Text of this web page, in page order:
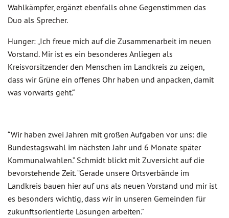
Wahlkämpfer, ergänzt ebenfalls ohne Gegenstimmen das
Duo als Sprecher.
Hunger: „Ich freue mich auf die Zusammenarbeit im neuen
Vorstand. Mir ist es ein besonderes Anliegen als
Kreisvorsitzender den Menschen im Landkreis zu zeigen,
dass wir Grüne ein offenes Ohr haben und anpacken, damit
was vorwärts geht.“
“Wir haben zwei Jahren mit großen Aufgaben vor uns: die
Bundestagswahl im nächsten Jahr und 6 Monate später
Kommunalwahlen.” Schmidt blickt mit Zuversicht auf die
bevorstehende Zeit. “Gerade unsere Ortsverbände im
Landkreis bauen hier auf uns als neuen Vorstand und mir ist
es besonders wichtig, dass wir in unseren Gemeinden für
zukunftsorientierte Lösungen arbeiten.”